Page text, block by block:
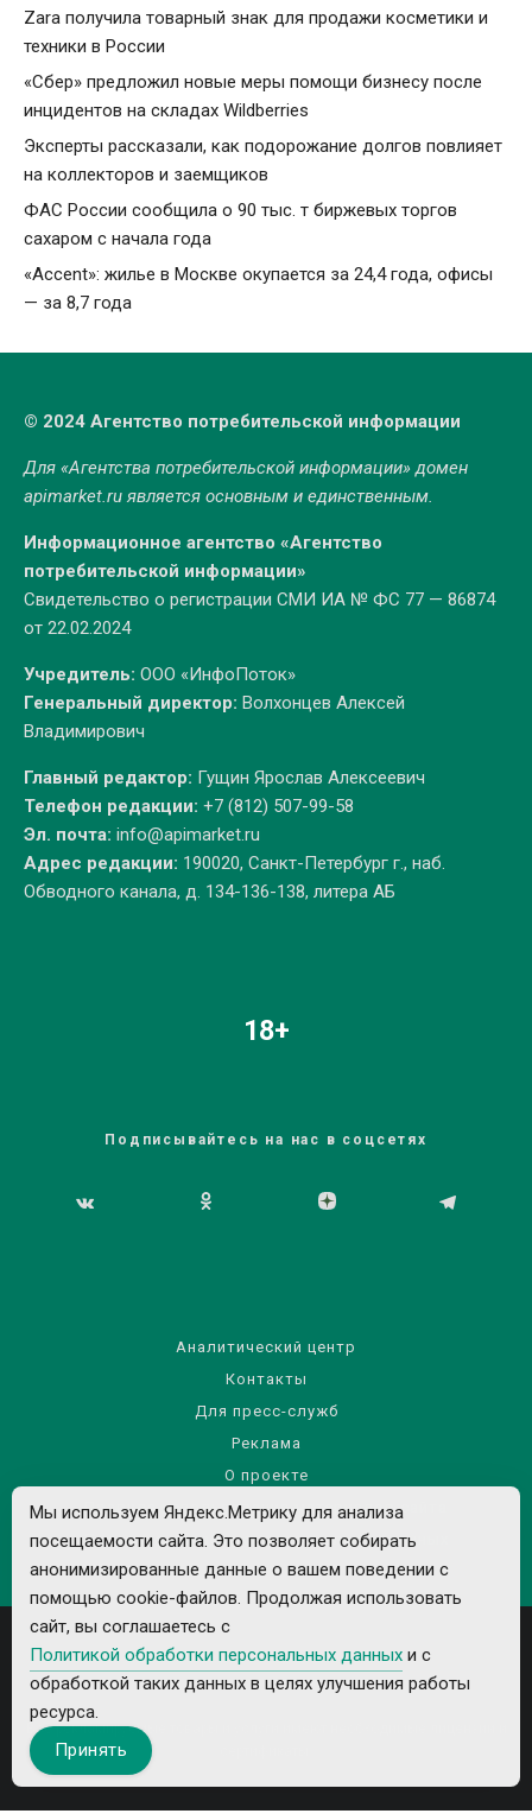
Zara получила товарный знак для продажи косметики и
техники в России
«Сбер» предложил новые меры помощи бизнесу после
инцидентов на складах Wildberries
Эксперты рассказали, как подорожание долгов повлияет
на коллекторов и заемщиков
ФАС России сообщила о 90 тыс. т биржевых торгов
сахаром с начала года
«Accent»: жилье в Москве окупается за 24,4 года, офисы
— за 8,7 года
© 2024 Агентство потребительской информации
Для «Агентства потребительской информации» домен
apimarket.ru является основным и единственным.
Информационное агентство «Агентство
потребительской информации»
Свидетельство о регистрации СМИ ИА № ФС 77 — 86874
от 22.02.2024
Учредитель: ООО «ИнфоПоток»
Генеральный директор: Волхонцев Алексей
Владимирович
Главный редактор: Гущин Ярослав Алексеевич
Телефон редакции: +7 (812) 507-99-58
Эл. почта: info@apimarket.ru
Адрес редакции: 190020, Санкт-Петербург г., наб.
Обводного канала, д. 134-136-138, литера АБ
18+
Подписывайтесь на нас в соцсетях
Аналитический центр
Контакты
Для пресс-служб
Реклама
О проекте
Правила использования материалов сайта
Политика обработки персональных данных
Все рекламируемые товары и услуги имеют необходимые лицензии и
Мы используем Яндекс.Метрику для анализа
посещаемости сайта. Это позволяет собирать
анонимизированные данные о вашем поведении с
помощью cookie-файлов. Продолжая использовать
сайт, вы соглашаетесь с
Политикой обработки персональных данных и с
обработкой таких данных в целях улучшения работы
ресурса.
Принять